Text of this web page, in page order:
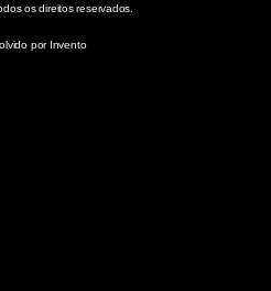
os direitos reservados.
por Invento